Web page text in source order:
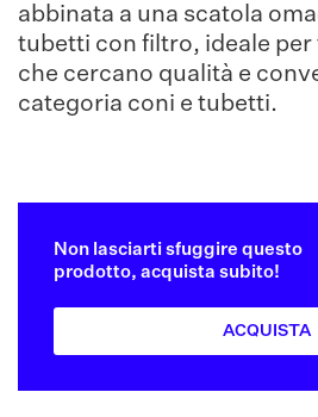
abbinata a una scatola
tubetti con filtro, ideale per
che cercano qualità e
categoria coni e tubetti.
Non lasciarti sfuggire questo
prodotto, acquista subito!
ACQUISTA